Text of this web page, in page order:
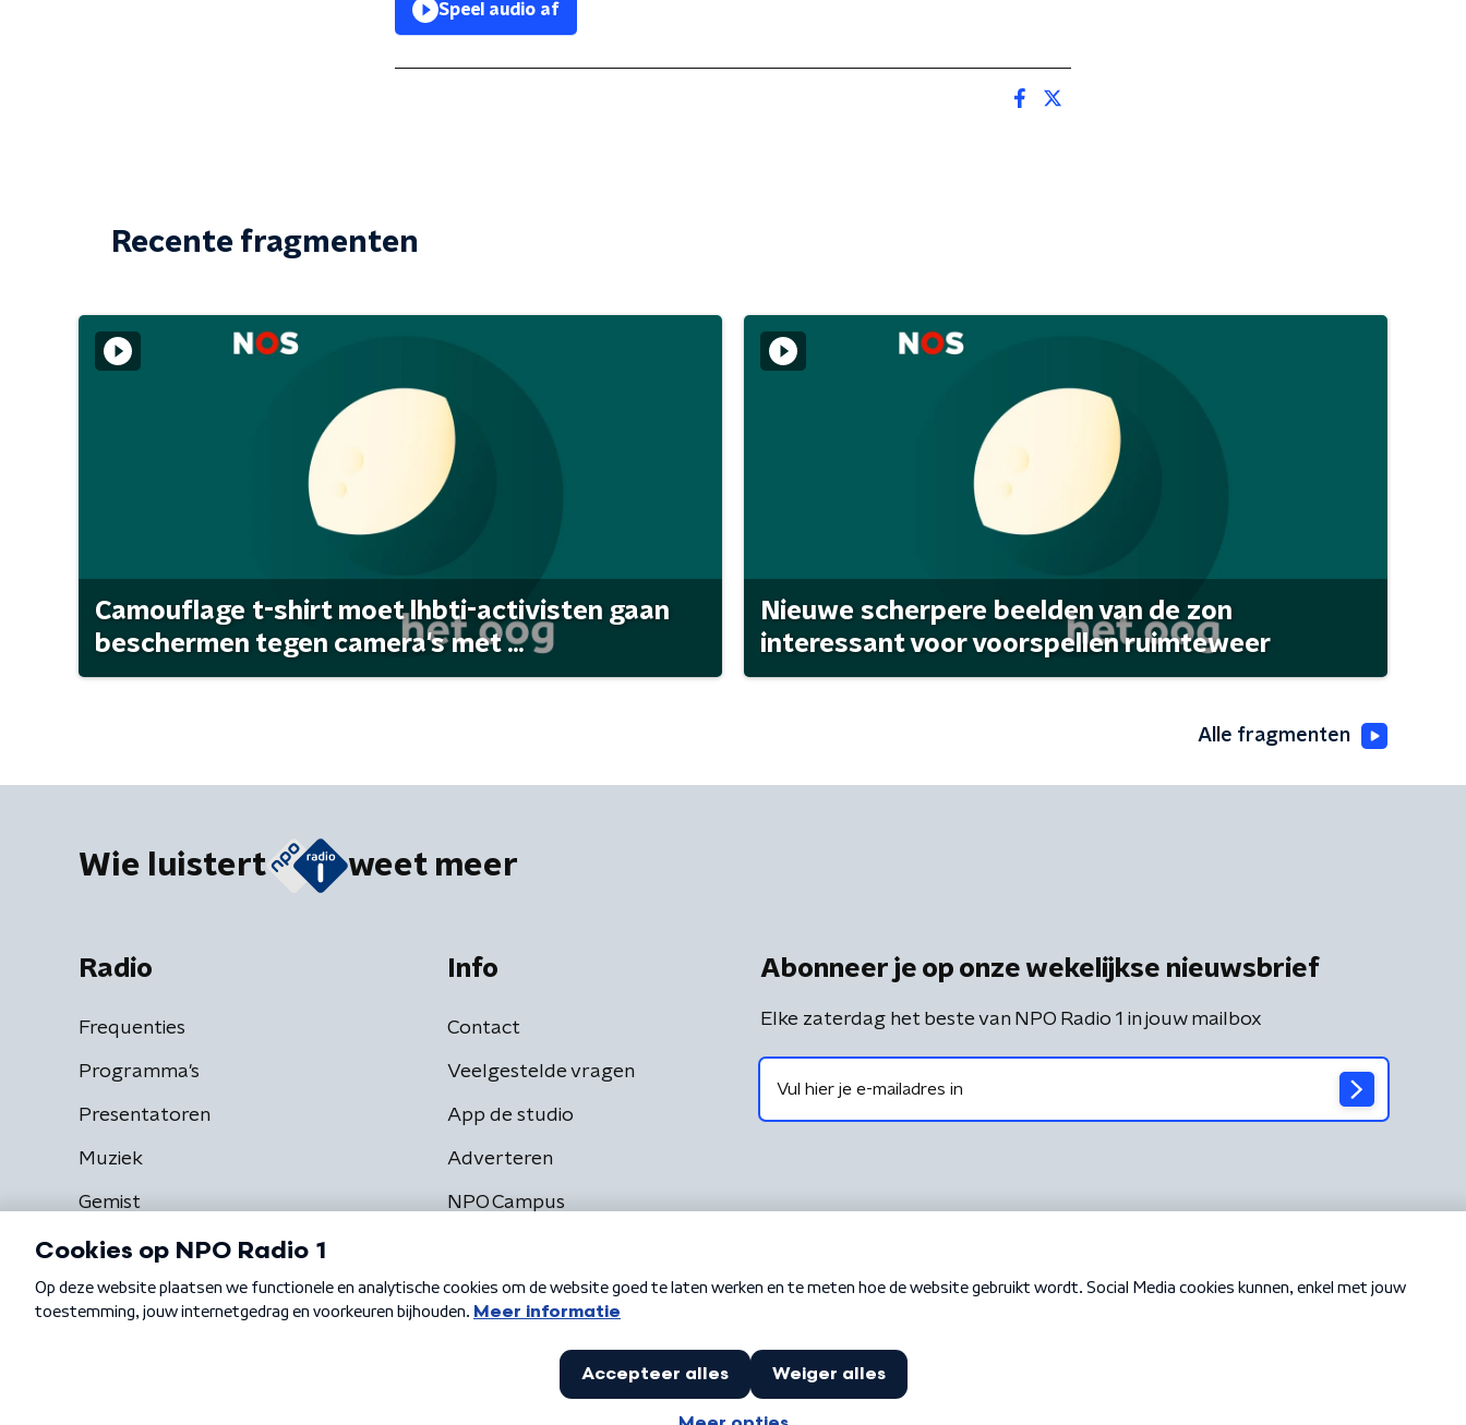
Speel audio af
Recente fragmenten
Camouflage t-shirt moet lhbti-activisten gaan
beschermen tegen camera's met ...
Nieuwe scherpere beelden van de zon
interessant voor voorspellen ruimteweer
Alle fragmenten
Wie luistert weet meer
Radio
Frequenties
Programma's
Presentatoren
Muziek
Gemist
Info
Contact
Veelgestelde vragen
App de studio
Adverteren
NPO Campus
Abonneer je op onze wekelijkse nieuwsbrief
Elke zaterdag het beste van NPO Radio 1 in jouw mailbox
Algemene voorwaarden Privacybeleid